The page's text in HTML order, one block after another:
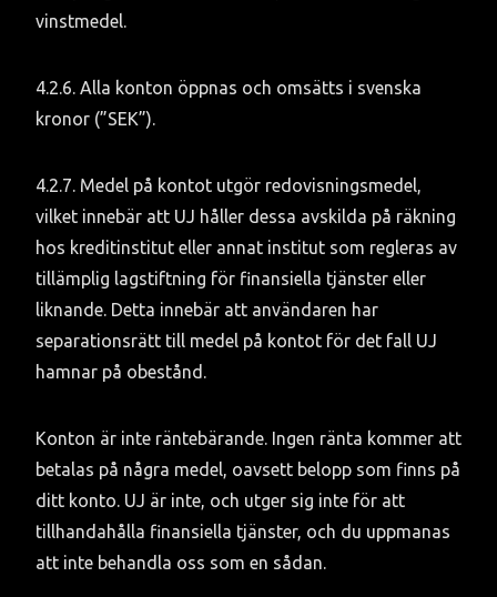
vinstmedel.
4.2.6. Alla konton öppnas och omsätts i svenska
kronor (”SEK”).
4.2.7. Medel på kontot utgör redovisningsmedel,
vilket innebär att UJ håller dessa avskilda på räkning
hos kreditinstitut eller annat institut som regleras av
tillämplig lagstiftning för finansiella tjänster eller
liknande. Detta innebär att användaren har
separationsrätt till medel på kontot för det fall UJ
hamnar på obestånd.
Konton är inte räntebärande. Ingen ränta kommer att
betalas på några medel, oavsett belopp som finns på
ditt konto. UJ är inte, och utger sig inte för att
tillhandahålla finansiella tjänster, och du uppmanas
att inte behandla oss som en sådan.